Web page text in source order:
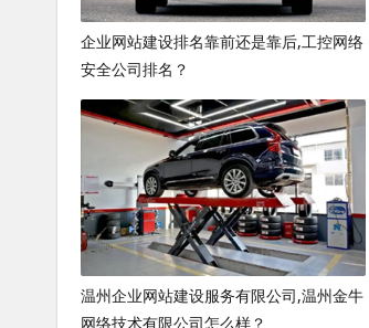
企业网站建设排名靠前还是靠后,工控网络
安全公司排名？
温州企业网站建设服务有限公司,温州金牛
网络技术有限公司怎么样？